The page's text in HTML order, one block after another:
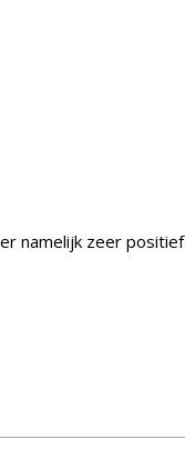
namelijk zeer positief